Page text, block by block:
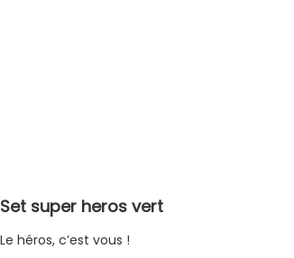
Set super heros vert
Le héros, c’est vous !